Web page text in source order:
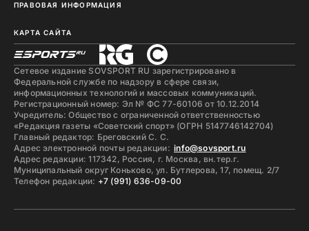
ПРАВОВАЯ ИНФОРМАЦИЯ
КАРТА САЙТА
Сетевое издание SOVSPORT RU зарегистрировано в
Федеральной службе по надзору в сфере связи,
информационных технологий и массовых коммуникаций.
Регистрационный номер: Эл № ФС 77-60106 от 10.12.2014
Учредитель: Общество с ограниченной ответственностью
«Редакция газеты «Советский спорт» (ОГРН 5147746142704)
Главный редактор: Бреговский С. С.
Адрес электронной почты редакции: info@sovsport.ru
Адрес редакции: 117342, Россия, г. Москва, вн.тер.г.
Муниципальный округ Коньково, ул. Бутлерова, 17, помещ. 2/7
Телефон редакции: +7 (991) 636-09-00